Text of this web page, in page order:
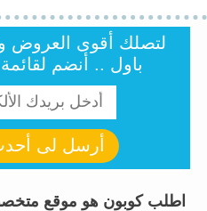
لتصلك أقوى العروض
باول .. أنضم لقائمة
أرسل لى
اطلب كوبون هو موقع